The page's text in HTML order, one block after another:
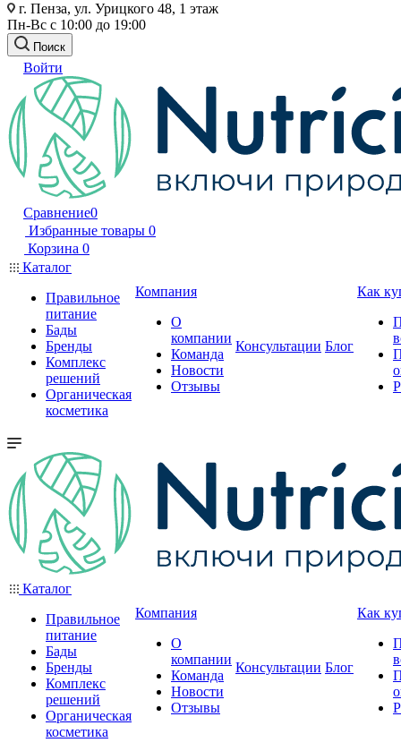
г. Пенза, ул. Урицкого 48, 1 этаж
Пн-Вс с 10:00 до 19:00
Поиск
Войти
Сравнение0
Избранные товары 0
Корзина 0
Каталог
Правильное
питание
Бады
Бренды
Комплекс
решений
Органическая
косметика
Компания
О
компании
Команда
Новости
Отзывы
Консультации Блог
Как
Каталог
Правильное
питание
Бады
Бренды
Комплекс
решений
Органическая
косметика
Компания
О
компании
Команда
Новости
Отзывы
Консультации Блог
Как